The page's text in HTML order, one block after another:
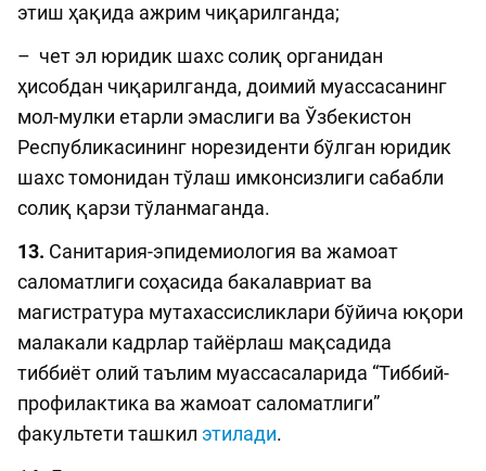
этиш ҳақида ажрим чиқарилганда;
– чет эл юридик шахс солиқ органидан
ҳисобдан чиқарилганда, доимий муассасанинг
мол-мулки етарли эмаслиги ва Ўзбекистон
Республикасининг норезиденти бўлган юридик
шахс томонидан тўлаш имконсизлиги сабабли
солиқ қарзи тўланмаганда.
13. Санитария-эпидемиология ва жамоат
саломатлиги соҳасида бакалавриат ва
магистратура мутахассисликлари бўйича юқори
малакали кадрлар тайёрлаш мақсадида
тиббиёт олий таълим муассасаларида “Тиббий-
профилактика ва жамоат саломатлиги”
факультети ташкил этилади.